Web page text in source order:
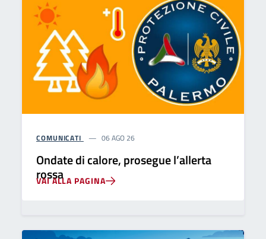
COMUNICATI 06 AGO 26
Ondate di calore, prosegue l’allerta
rossa
VAI ALLA PAGINA